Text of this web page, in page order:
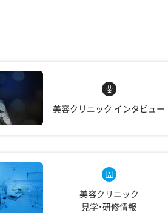
美容クリニック インタビュー
美容クリニック
見学・研修情報